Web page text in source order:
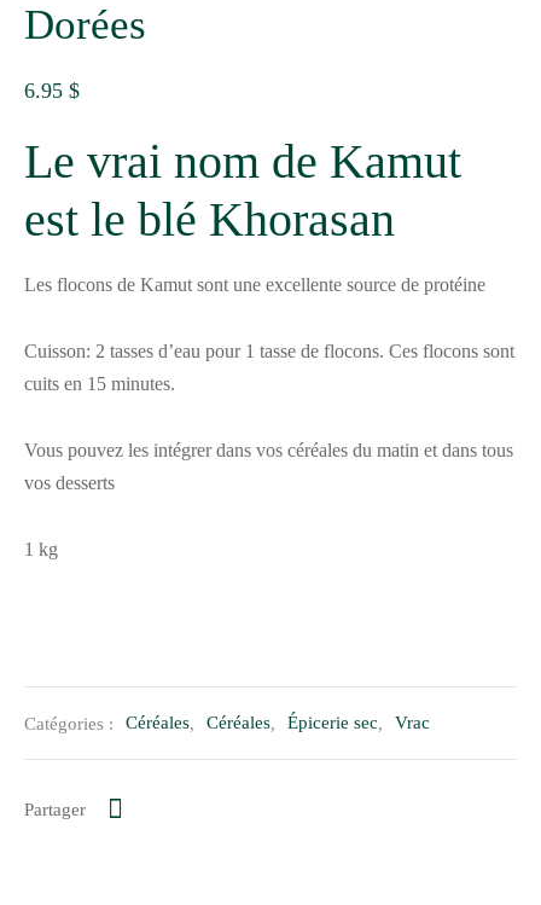
Dorées
6.95 $
Le vrai nom de Kamut
est le blé Khorasan
Les flocons de Kamut sont une excellente source de protéine
Cuisson: 2 tasses d’eau pour 1 tasse de flocons. Ces flocons sont
cuits en 15 minutes.
Vous pouvez les intégrer dans vos céréales du matin et dans tous
vos desserts
1 kg
Catégories : Céréales, Céréales, Épicerie sec, Vrac
Partager